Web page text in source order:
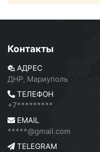
Контакты
АДРЕС
ДНР, Мариуполь
ТЕЛЕФОН
+7*********
EMAIL
*****@gmail.com
TELEGRAM